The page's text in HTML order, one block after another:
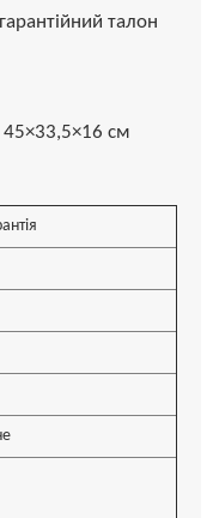
гарантійний талон
см